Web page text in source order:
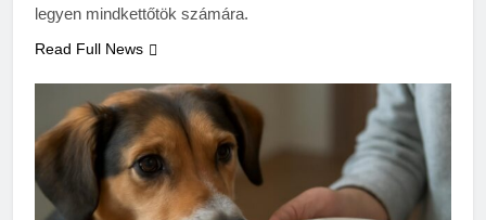
legyen mindkettőtök számára.
Read Full News